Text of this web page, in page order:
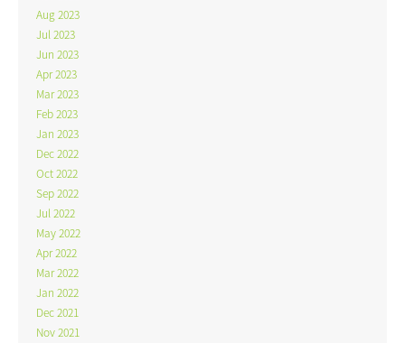
Aug 2023
Jul 2023
Jun 2023
Apr 2023
Mar 2023
Feb 2023
Jan 2023
Dec 2022
Oct 2022
Sep 2022
Jul 2022
May 2022
Apr 2022
Mar 2022
Jan 2022
Dec 2021
Nov 2021